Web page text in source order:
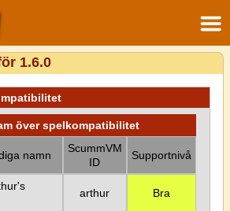
1.6.0
över spelkompatibilitet
namn
ScummVM
ID
Supportnivå
arthur Bra